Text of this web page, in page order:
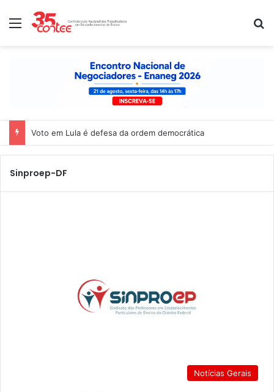
Menu
Voto em Lula é defesa da ordem democrática
Sinproep-DF
Notícias Gerais